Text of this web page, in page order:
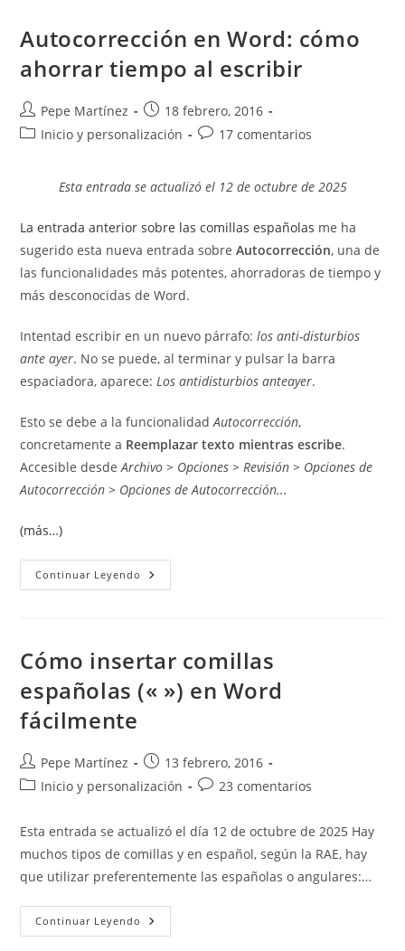
And
Lines
Autocorrección en Word: cómo
ahorrar tiempo al escribir
Autor
de
Pepe Martínez
Publicación
de
18 febrero, 2016
Categoría
entrada:
Inicio y personalización
Comentarios
entrada:
17 comentarios
Esta entrada se actualizó el 12 de octubre de 2025
La entrada anterior sobre las comillas españolas me ha
sugerido esta nueva entrada sobreAutocorrección, una de
las funcionalidades más potentes, ahorradoras de tiempo y
más desconocidas de Word.
Intentad escribir en un nuevo párrafo:los anti-disturbios
ante ayer. No se puede, al terminar y pulsar la barra
espaciadora, aparece:Los antidisturbios anteayer.
Esto se debe a la funcionalidadAutocorrección,
concretamente a Reemplazar texto mientras escribe.
Accesible desdeArchivo > Opciones > Revisión > Opciones de
Autocorrección > Opciones de Autocorrección...
(más…)
Continuar Leyendo Autocorrección
En
Al
Escribir
Cómo insertar comillas
españolas (« ») en Word
fácilmente
Autor
de
Pepe Martínez
Publicación
de
13 febrero, 2016
Categoría
la
entrada:
Inicio y personalización
Comentarios
la
entrada:
23 comentarios
Esta entrada se actualizó el día 12 de octubre de 2025 Hay
muchos tipos de comillas y en español, según la RAE, hay
que utilizar preferentemente las españolas o angulares:…
Continuar Leyendo Cómo
Insertar